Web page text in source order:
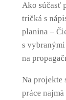
Ako súčasť
tričká s
planina –
s
na
Na projekte
práce